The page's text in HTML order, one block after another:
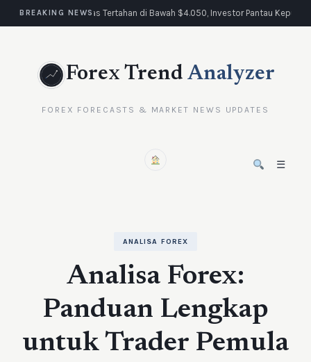
BREAKING NEWSEmas Tertahan di Bawah $4.050, Investor Pantau
Forex Trend Analyzer
FOREX FORECASTS & MARKET NEWS UPDATES
☰
ANALISA FOREX
Analisa Forex:
Panduan Lengkap
untuk Trader Pemula